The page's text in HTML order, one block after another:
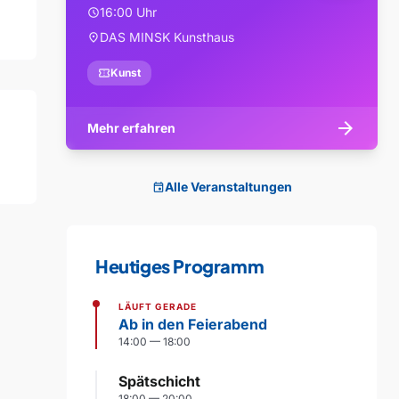
schedule16:00 Uhr
location_onDAS MINSK Kunsthaus
confirmation_numberKunst
Mehr erfahren arrow_forward
eventAlle Veranstaltungen
Heutiges Programm
LÄUFT GERADE
Ab in den Feierabend
14:00 — 18:00
Spätschicht